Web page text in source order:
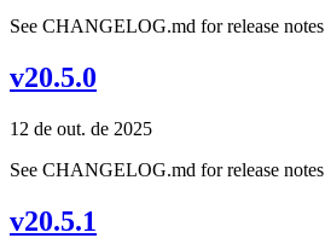
See CHANGELOG.md for release notes
v20.5.0
12 de out. de 2025
See CHANGELOG.md for release notes
v20.5.1